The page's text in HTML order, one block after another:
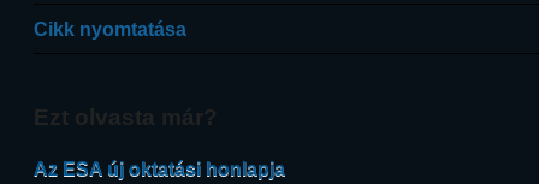
Cikk nyomtatása
Ezt olvasta már?
Az ESA új oktatási honlapja